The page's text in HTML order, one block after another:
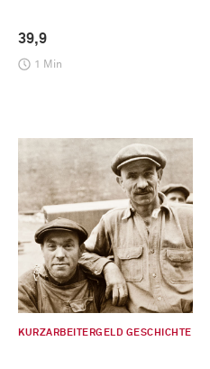
39,9
1 Min
KURZARBEITERGELD GESCHICHTE